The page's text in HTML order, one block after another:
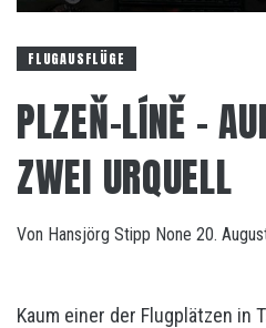
FLUGAUSFLÜGE
PLZEŇ-LÍNĚ –
ZWEI URQUELL
Von Hansjörg Stipp None 20.
Kaum einer der Flugplätzen in